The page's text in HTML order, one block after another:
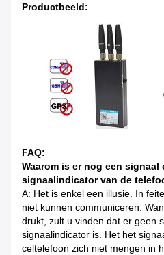
Productbeeld:
FAQ:
Waarom is er nog een signaal
signaalindicator van de
A: Het is enkel een illusie. In
niet kunnen communiceren.
drukt, zult u vinden dat er geen
signaalindicator is. Het het
celtelefoon zich niet mengen in